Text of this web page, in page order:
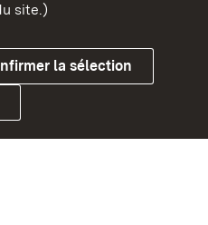
site.)
la sélection